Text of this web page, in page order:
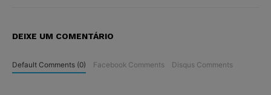
DEIXE UM COMENTÁRIO
Default Comments (0) Facebook Comments Disqus Comments